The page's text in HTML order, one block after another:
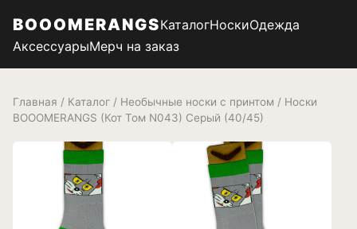
BOOOMERANGSКаталогНоскиОдежда
АксессуарыМерч на заказ
Главная / Каталог / Необычные носки с принтом / Носки
BOOOMERANGS (Кот Том N043) Серый (40/45)